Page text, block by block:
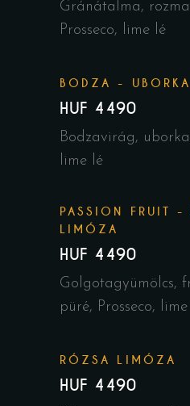
Gránátalma,
Prosseco, lime lé
BODZA -
HUF 4490
Bodzavirág,
lime lé
PASSION FRUIT -
LIMÓZA
HUF 4490
Golgotagyümölcs,
püré, Prosseco,
RÓZSA LIMÓZA
HUF 4490